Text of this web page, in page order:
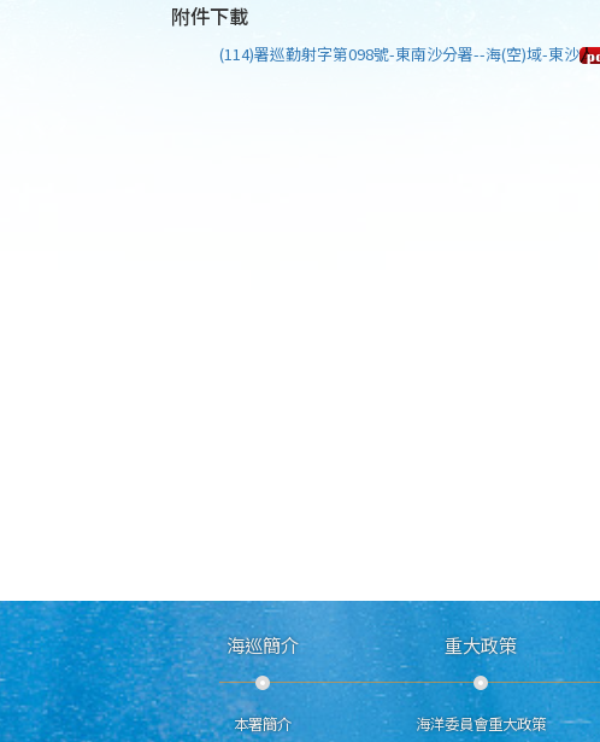
附件下載
(114)署巡勤射字第098號-東南沙分署--海(空)域-東沙
海巡簡介
本署簡介
重大政策
海洋委員會重大政策